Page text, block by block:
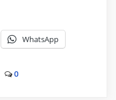
WhatsApp
0